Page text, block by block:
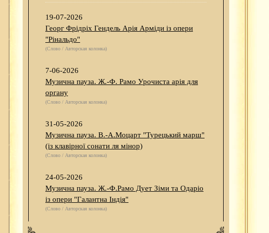
19-07-2026
Георг Фрідріх Гендель Арія Арміди із опери
"Рінальдо"
(Слово / Авторская колонка)
7-06-2026
Музична пауза. Ж.-Ф. Рамо Урочиста арія для
органу
(Слово / Авторская колонка)
31-05-2026
Музична пауза. В.-А.Моцарт "Турецький марш"
(із клавірної сонати ля мінор)
(Слово / Авторская колонка)
24-05-2026
Музична пауза. Ж.-Ф.Рамо Дует Зіми та Одаріо
із опери "Галантна Індія"
(Слово / Авторская колонка)